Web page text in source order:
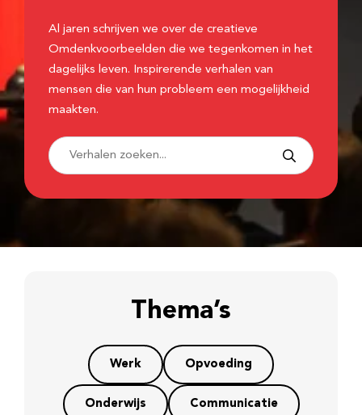
Al jaren schrijven we over de creatieve
Omdenkvoorbeelden die we tegenkomen in het
dagelijks leven. Inspirerende verhalen van
mensen die van hun probleem een mogelijkheid
maakten.
Thema’s
Werk Opvoeding
Onderwijs Communicatie